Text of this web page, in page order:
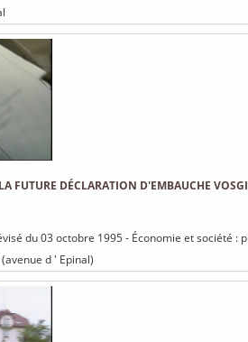
FUTURE DÉCLARATION D'EMBAUCHE
du 03 octobre 1995 - Économie et société
d ' Epinal)